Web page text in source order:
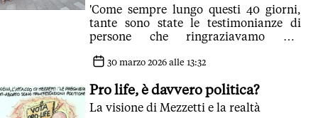
'Come sempre lungo questi 40 giorni,
tante sono state le testimonianze di
persone che ringraziavamo per
attaccavano'
30 marzo 2026 alle 13:32
Pro life, è davvero politica?
La visione di Mezzetti e la realtà